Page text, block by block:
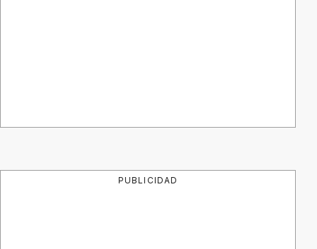
PUBLICIDAD